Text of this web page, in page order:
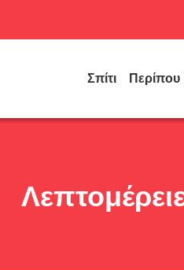
Σπίτι Περίπου